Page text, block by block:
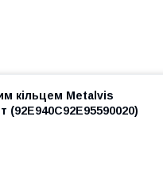
кільцем Metalvis
(92E940C92E95590020)